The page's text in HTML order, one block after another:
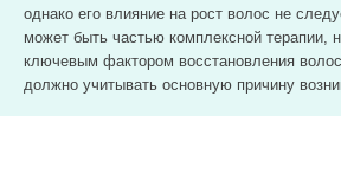
однако его влияние на рост волос не
может быть частью комплексной терапии,
ключевым фактором восстановления
должно учитывать основную причину